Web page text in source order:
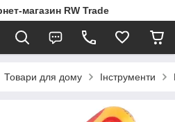
магазин RW Trade
Товари для дому Інструменти